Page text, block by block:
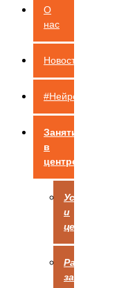
О
нас
Новости
#НейроШкола
Занятия
в
центре
Услуги
и
цены
Расписание
занятий